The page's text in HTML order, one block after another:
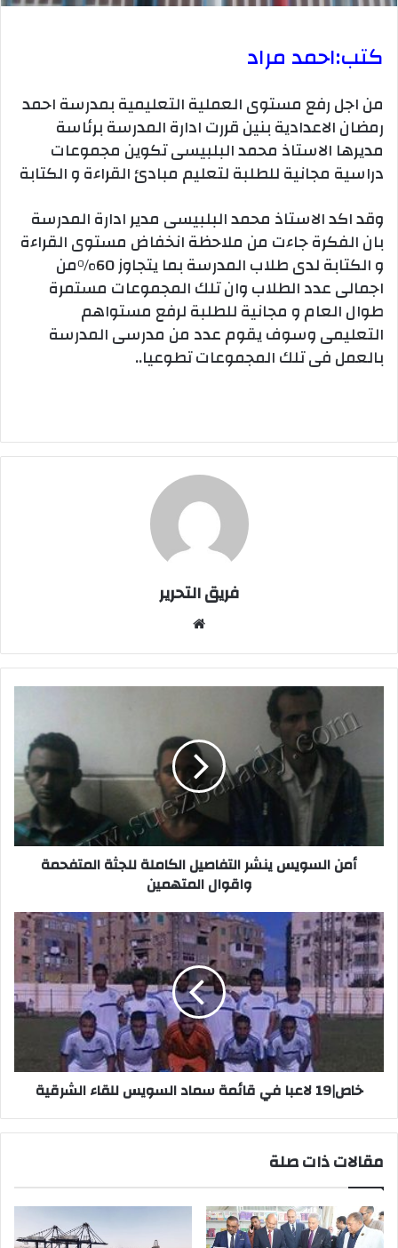
كتب:احمد مراد
من اجل رفع مستوى العملية التعليمية بمدرسة احمد
رمضان الاعدادية بنين قررت ادارة المدرسة برئاسة
مديرها الاستاذ محمد البلبيسى تكوين مجموعات
دراسية مجانية للطلبة لتعليم مبادئ القراءة و الكتابة
وقد اكد الاستاذ محمد البلبيسى مدير ادارة المدرسة
بان الفكرة جاءت من ملاحظة انخفاض مستوى القراءة
و الكتابة لدى طلاب المدرسة بما يتجاوز 60%من
اجمالى عدد الطلاب وان تلك المجموعات مستمرة
طوال العام و مجانية للطلبة لرفع مستواهم
التعليمى وسوف يقوم عدد من مدرسى المدرسة
بالعمل فى تلك المجموعات تطوعيا..
فريق التحرير
السويس
التفاصيل
الكاملة
للجثة
المتفحمة
المتهمين
أمن السويس ينشر التفاصيل الكاملة للجثة المتفحمة
واقوال المتهمين
خاص|19
لاعبا
في
قائمة
سماد
السويس
خاص|19 لاعبا في قائمة سماد السويس للقاء الشرقية
مقالات ذات صلة